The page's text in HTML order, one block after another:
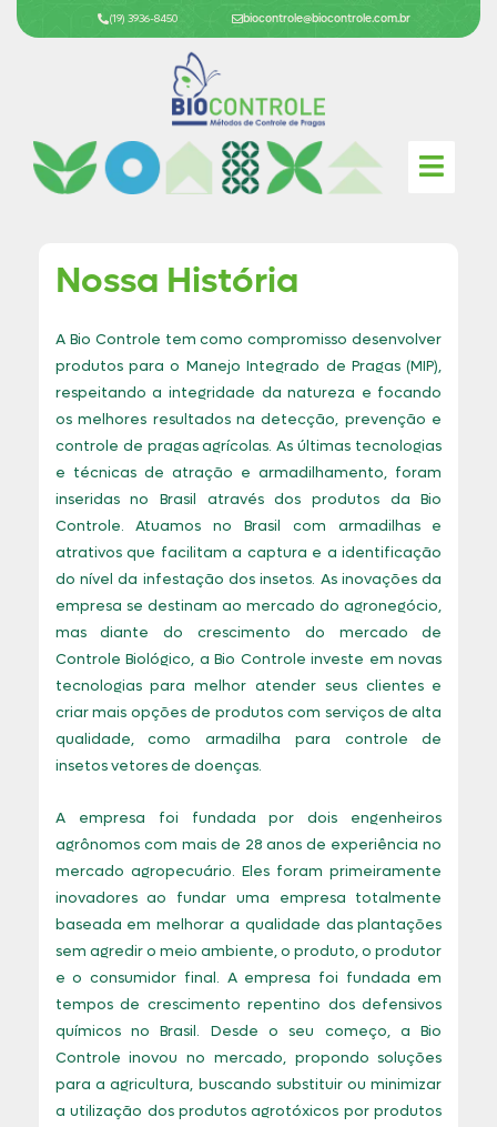
para
(19) 3936-8450 biocontrole@biocontrole.com.br
Nossa História
A Bio Controle tem como compromisso desenvolver
produtos para o Manejo Integrado de Pragas (MIP),
respeitando a integridade da natureza e focando
os melhores resultados na detecção, prevenção e
controle de pragas agrícolas. As últimas tecnologias
e técnicas de atração e armadilhamento, foram
inseridas no Brasil através dos produtos da Bio
Controle. Atuamos no Brasil com armadilhas e
atrativos que facilitam a captura e a identificação
do nível da infestação dos insetos. As inovações da
empresa se destinam ao mercado do agronegócio,
mas diante do crescimento do mercado de
Controle Biológico, a Bio Controle investe em novas
tecnologias para melhor atender seus clientes e
criar mais opções de produtos com serviços de alta
qualidade, como armadilha para controle de
insetos vetores de doenças.
A empresa foi fundada por dois engenheiros
agrônomos com mais de 28 anos de experiência no
mercado agropecuário. Eles foram primeiramente
inovadores ao fundar uma empresa totalmente
baseada em melhorar a qualidade das plantações
sem agredir o meio ambiente, o produto, o produtor
e o consumidor final. A empresa foi fundada em
tempos de crescimento repentino dos defensivos
químicos no Brasil. Desde o seu começo, a Bio
Controle inovou no mercado, propondo soluções
para a agricultura, buscando substituir ou minimizar
a utilização dos produtos agrotóxicos por produtos